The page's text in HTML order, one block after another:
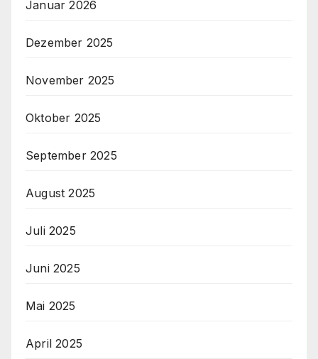
Januar 2026
Dezember 2025
November 2025
Oktober 2025
September 2025
August 2025
Juli 2025
Juni 2025
Mai 2025
April 2025